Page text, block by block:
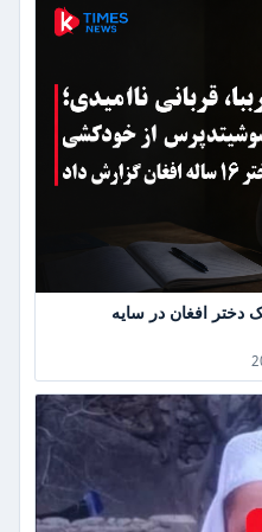
دختر افغان در سایه